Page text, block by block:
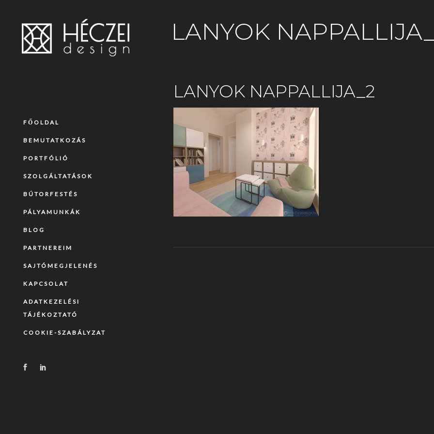
FŐOLDAL
BEMUTATKOZÁS
PORTFÓLIÓ
SZOLGÁLTATÁSOK
BÚTORFESTÉS
PÁLYAMUNKÁK
BLOG
PARTNEREIM
SAJTÓMEGJELENÉS
KAPCSOLAT
ADATKEZELÉSI
TÁJÉKOZTATÓ
COOKIE-SZABÁLYZAT
LANYOK
LANYOK NAPPALLIJA_2